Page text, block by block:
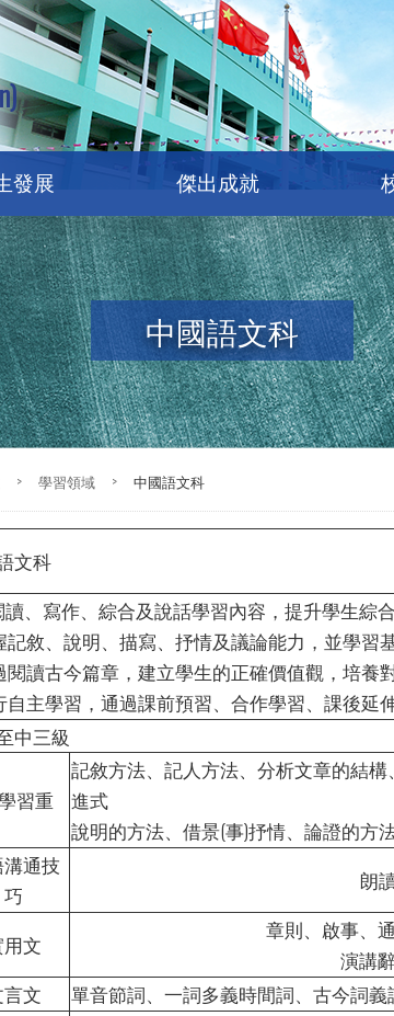
發展 傑出成就
中國語文科
> 學習領域 > 中國語文科
文科
讀、寫作、綜合及說話學習內容，提升學生綜
記敘、說明、描寫、抒情及議論能力，並學習
閱讀古今篇章，建立學生的正確價值觀，培養
自主學習，通過課前預習、合作學習、課後延
中三級
習重
記敘方法、記人方法、分析文章的結
進式
說明的方法、借景(事)抒情、論證的方
通技
巧
朗
文
章則、啟事、
演講
文
單音節詞、一詞多義時間詞、古今詞